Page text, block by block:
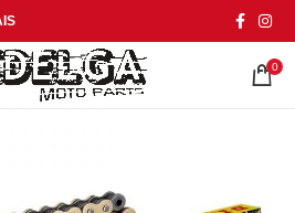
0